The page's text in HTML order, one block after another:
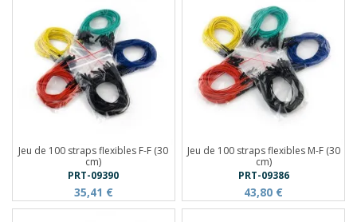
Jeu de 100 straps flexibles F-F (30
cm)
PRT-09390
35,41 €
Jeu de 100 straps flexibles M-F (30
cm)
PRT-09386
43,80 €